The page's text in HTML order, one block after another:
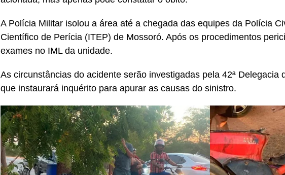
A Polícia Militar isolou a área até a chegada das equipes da Polícia
Científico de Perícia (ITEP) de Mossoró. Após os procedimentos
exames no IML da unidade.
As circunstâncias do acidente serão investigadas pela 42ª Delegacia
que instaurará inquérito para apurar as causas do sinistro.